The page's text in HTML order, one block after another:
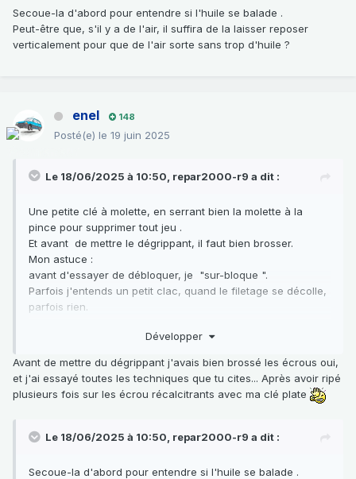
Secoue-la d'abord pour entendre si l'huile se balade .
Peut-être que, s'il y a de l'air, il suffira de la laisser reposer
verticalement pour que de l'air sorte sans trop d'huile ?
enel 148
Posté(e) le 19 juin 2025
Le 18/06/2025 à 10:50, repar2000-r9 a dit :
Une petite clé à molette, en serrant bien la molette à la
pince pour supprimer tout jeu .
Et avant de mettre le dégrippant, il faut bien brosser.
Mon astuce :
avant d'essayer de débloquer, je "sur-bloque ".
Parfois j'entends un petit clac, quand le filetage se décolle,
parfois rien.
ça qu'en ne le faisant pas .Développer
Avant de mettre du dégrippant j'avais bien brossé les écrous oui,
et j'ai essayé toutes les techniques que tu cites... Après avoir ripé
plusieurs fois sur les écrou récalcitrants avec ma clé plate
Le 18/06/2025 à 10:50, repar2000-r9 a dit :
Secoue-la d'abord pour entendre si l'huile se balade .